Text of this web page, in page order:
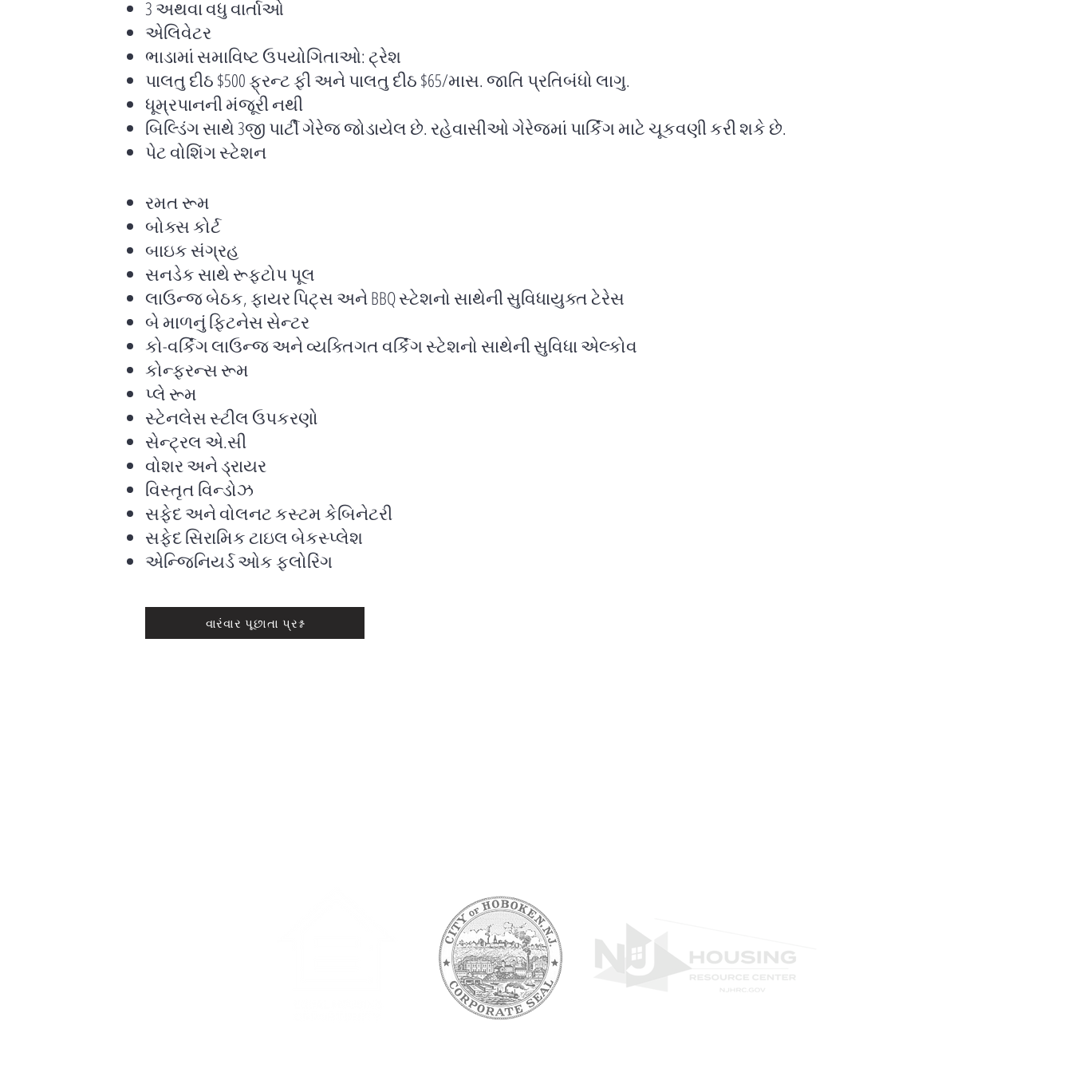
3 અથવા વધુ વાર્તાઓ
એલિવેટર
ભાડામાં સમાવિષ્ટ ઉપયોગિતાઓ: ટ્રેશ
પાલતુ દીઠ $500 ફ્રન્ટ ફી અને પાલતુ દીઠ $65/માસ. જાતિ પ્રતિબંધો લાગુ.
ધૂમ્રપાનની મંજૂરી નથી
બિલ્ડિંગ સાથે 3જી પાર્ટી ગેરેજ જોડાયેલ છે. રહેવાસીઓ ગેરેજમાં પાર્કિંગ માટે ચૂકવણી કરી શકે છે.
પેટ વોશિંગ સ્ટેશન
રમત રૂમ
બોક્સ કોર્ટ
બાઇક સંગ્રહ
સનડેક સાથે રૂફટોપ પૂલ
લાઉન્જ બેઠક, ફાયર પિટ્સ અને BBQ સ્ટેશનો સાથેની સુવિધાયુક્ત ટેરેસ
બે માળનું ફિટનેસ સેન્ટર
કો-વર્કિંગ લાઉન્જ અને વ્યક્તિગત વર્કિંગ સ્ટેશનો સાથેની સુવિધા એલ્કોવ
કોન્ફરન્સ રૂમ
પ્લે રૂમ
સ્ટેનલેસ સ્ટીલ ઉપકરણો
સેન્ટ્રલ એ.સી
વોશર અને ડ્રાયર
વિસ્તૃત વિન્ડોઝ
સફેદ અને વોલનટ કસ્ટમ કેબિનેટરી
સફેદ સિરામિક ટાઇલ બેકસ્પ્લેશ
એન્જિનિયર્ડ ઓક ફ્લોરિંગ
વારંવાર પૂછાતા પ્રશ્ન